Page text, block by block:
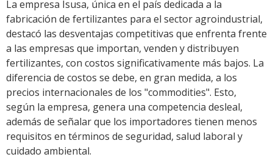
La empresa Isusa, única en el país dedicada a la
fabricación de fertilizantes para el sector agroindustrial,
destacó las desventajas competitivas que enfrenta frente
a las empresas que importan, venden y distribuyen
fertilizantes, con costos significativamente más bajos. La
diferencia de costos se debe, en gran medida, a los
precios internacionales de los "commodities". Esto,
según la empresa, genera una competencia desleal,
además de señalar que los importadores tienen menos
requisitos en términos de seguridad, salud laboral y
cuidado ambiental.